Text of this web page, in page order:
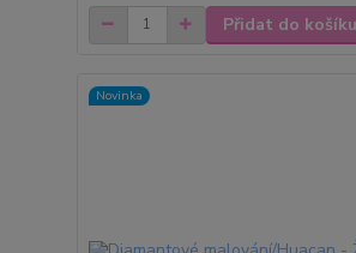
Přidat do košíku
Novinka